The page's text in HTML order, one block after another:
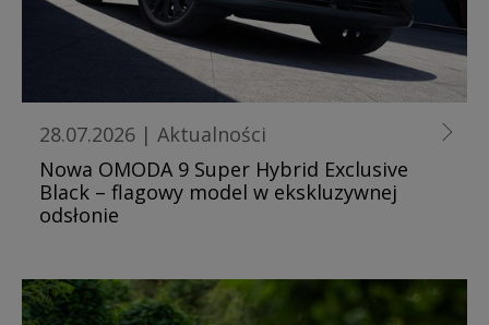
28.07.2026 | Aktualności
Nowa OMODA 9 Super Hybrid Exclusive
Black – flagowy model w ekskluzywnej
odsłonie